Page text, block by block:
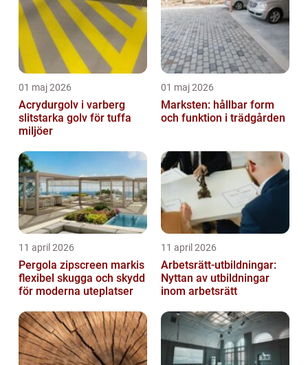
01 maj 2026
Acrydurgolv i varberg
slitstarka golv för tuffa
miljöer
01 maj 2026
Marksten: hållbar form
och funktion i trädgården
11 april 2026
Pergola zipscreen markis
flexibel skugga och skydd
för moderna uteplatser
11 april 2026
Arbetsrätt-utbildningar:
Nyttan av utbildningar
inom arbetsrätt